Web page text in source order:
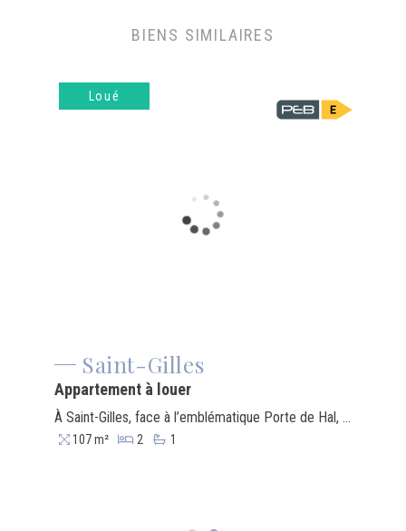
BIENS SIMILAIRES
Loué
Saint-Gilles
Appartement à louer
À Saint-Gilles, face à l’emblématique Porte de Hal, découvrez cet appartement lumineux de 107 m² offrant une vue dégagée remarquable. Il se compose d’un vaste séjour, d’une salle à manger attenante avec cuisine équipée, de deux chambres confortables et d’une salle de bain. Le double vitrage assure une isolation efficace. L’adresse est idéale : à quelques pas des commerces, cafés et restaurants branchés, et à seulement 500 m du métro, offrant un accès direct au centre-ville et aux gares. Classe énergétique PEB E-.
107 m² 2 1